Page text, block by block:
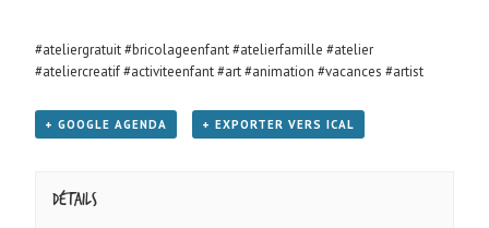
#ateliergratuit#bricolageenfant#atelierfamille #atelier
#ateliercreatif#activiteenfant#art#animation #vacances #artist
+ GOOGLE AGENDA + EXPORTER VERS ICAL
Détails